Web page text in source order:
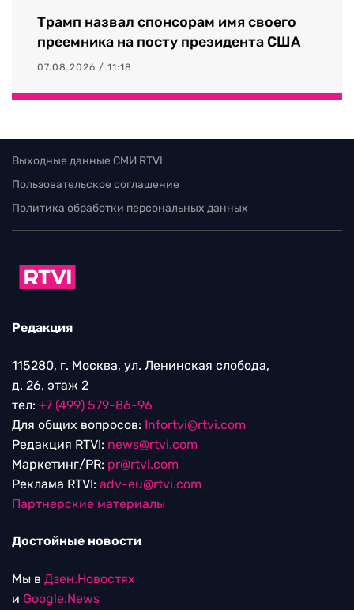
Трамп назвал спонсорам имя своего
преемника на посту президента США
07.08.2026 / 11:18
Выходные данные СМИ RTVI
Пользовательское соглашение
Политика обработки персональных данных
Редакция
115280, г. Москва, ул. Ленинская слобода,
д. 26, этаж 2
тел: +7 (499) 579-86-96
Для общих вопросов: Infortvi@rtvi.com
Редакция RTVI: news@rtvi.com
Маркетинг/PR: pr@rtvi.com
Реклама RTVI: adv-eu@rtvi.com
Партнерские материалы
Достойные новости
Мы в Дзен.Новостях
и Google.News